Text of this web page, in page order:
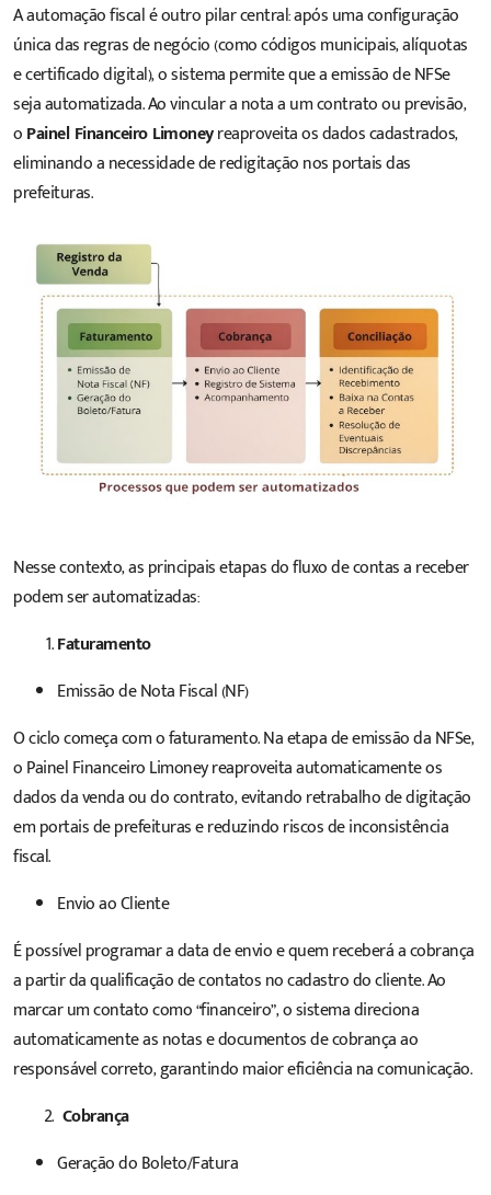
A automação fiscal é outro pilar central: após uma configuração
única das regras de negócio (como códigos municipais, alíquotas
e certificado digital), o sistema permite que a emissão de NFSe
seja automatizada. Ao vincular a nota a um contrato ou previsão,
oPainel Financeiro Limoneyreaproveita os dados cadastrados,
eliminando a necessidade de redigitação nos portais das
prefeituras.
Nesse contexto, as principais etapas do fluxo de contas a receber
podem ser automatizadas:
Faturamento
Emissão de Nota Fiscal (NF)
O ciclo começa com o faturamento. Na etapa de emissão da NFSe,
o Painel Financeiro Limoney reaproveita automaticamente os
dados da venda ou do contrato, evitando retrabalho de digitação
em portais de prefeituras e reduzindo riscos de inconsistência
fiscal.
Envio ao Cliente
É possível programar a data de envio e quem receberá a cobrança
a partir da qualificação de contatos no cadastro do cliente. Ao
marcar um contato como “financeiro”, o sistema direciona
automaticamente as notas e documentos de cobrança ao
responsável correto, garantindo maior eficiência na comunicação.
Cobrança
Geração do Boleto/Fatura